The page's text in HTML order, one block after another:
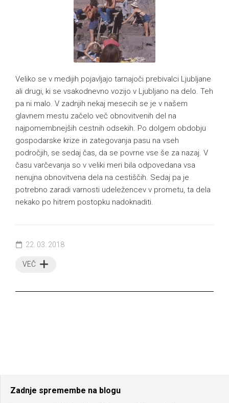
Veliko se v medijih pojavljajo tarnajoči prebivalci Ljubljane
ali drugi, ki se vsakodnevno vozijo v Ljubljano na delo. Teh
pa ni malo. V zadnjih nekaj mesecih se je v našem
glavnem mestu začelo več obnovitvenih del na
najpomembnejših cestnih odsekih. Po dolgem obdobju
gospodarske krize in zategovanja pasu na vseh
področjih, se sedaj čas, da se povrne vse še za nazaj. V
času varčevanja so v veliki meri bila odpovedana vsa
nenujna obnovitvena dela na cestiščih. Sedaj pa je
potrebno zaradi varnosti udeležencev v prometu, ta dela
nekako po hitrem postopku nadoknaditi.
VEČ
22. 03. 2018
Zadnje spremembe na blogu